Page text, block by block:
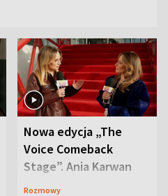
Nowa edycja „The
Voice Comeback
Stage”. Ania Karwan
zapowiada
Rozmowy